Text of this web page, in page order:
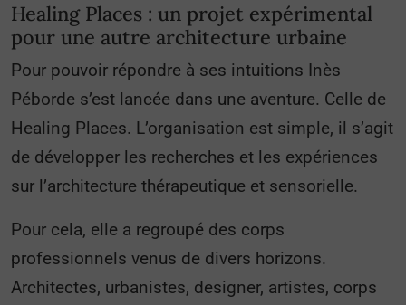
Healing Places : un projet expérimental
pour une autre architecture urbaine
Pour pouvoir répondre à ses intuitions Inès
Péborde s’est lancée dans une aventure. Celle de
Healing Places. L’organisation est simple, il s’agit
de développer les recherches et les expériences
sur l’architecture thérapeutique et sensorielle.
Pour cela, elle a regroupé des corps
professionnels venus de divers horizons.
Architectes, urbanistes, designer, artistes, corps